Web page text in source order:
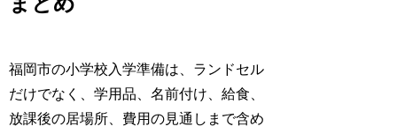
福岡市の小学校入学準備は、ランドセル
だけでなく、学用品、名前付け、給食、
放課後の居場所、費用の見通しまで含め